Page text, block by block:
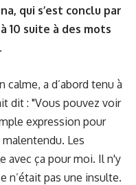
qui s’est conclu par
10 suite à des mots
calme, a d’abord tenu à
dit : "Vous pouvez voir
expression pour
Les
avec ça pour moi. Il n'y
n’était pas une insulte.